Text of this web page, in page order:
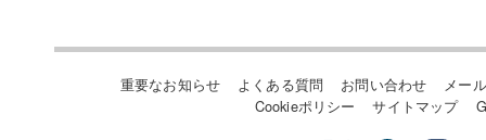
重要なお知らせ よくある質問 お問い合わせ
メー
Cookieポリシー
サイトマップ